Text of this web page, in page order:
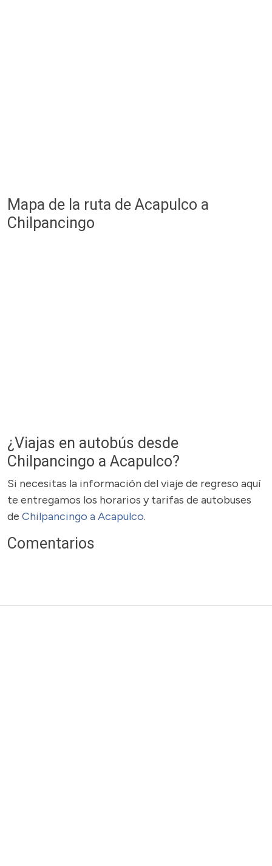
Mapa de la ruta de Acapulco a
Chilpancingo
¿Viajas en autobús desde
Chilpancingo a Acapulco?
Si necesitas la información del viaje de regreso aquí
te entregamos los horarios y tarifas de autobuses
de Chilpancingo a Acapulco.
Comentarios